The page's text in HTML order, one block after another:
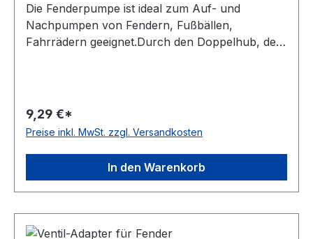
Die Fenderpumpe ist ideal zum Auf- und
Nachpumpen von Fendern, Fußbällen,
Fahrrädern geeignet.Durch den Doppelhub, der
umgedrehten Nadelventil geliefert. Abschrauben
- Nadel umdrehen - wieder
zusammenschrauben - fertig zum Einsatz Farbe:
ein Adapter-Ventil
9,29 €*
Preise inkl. MwSt. zzgl. Versandkosten
In den Warenkorb